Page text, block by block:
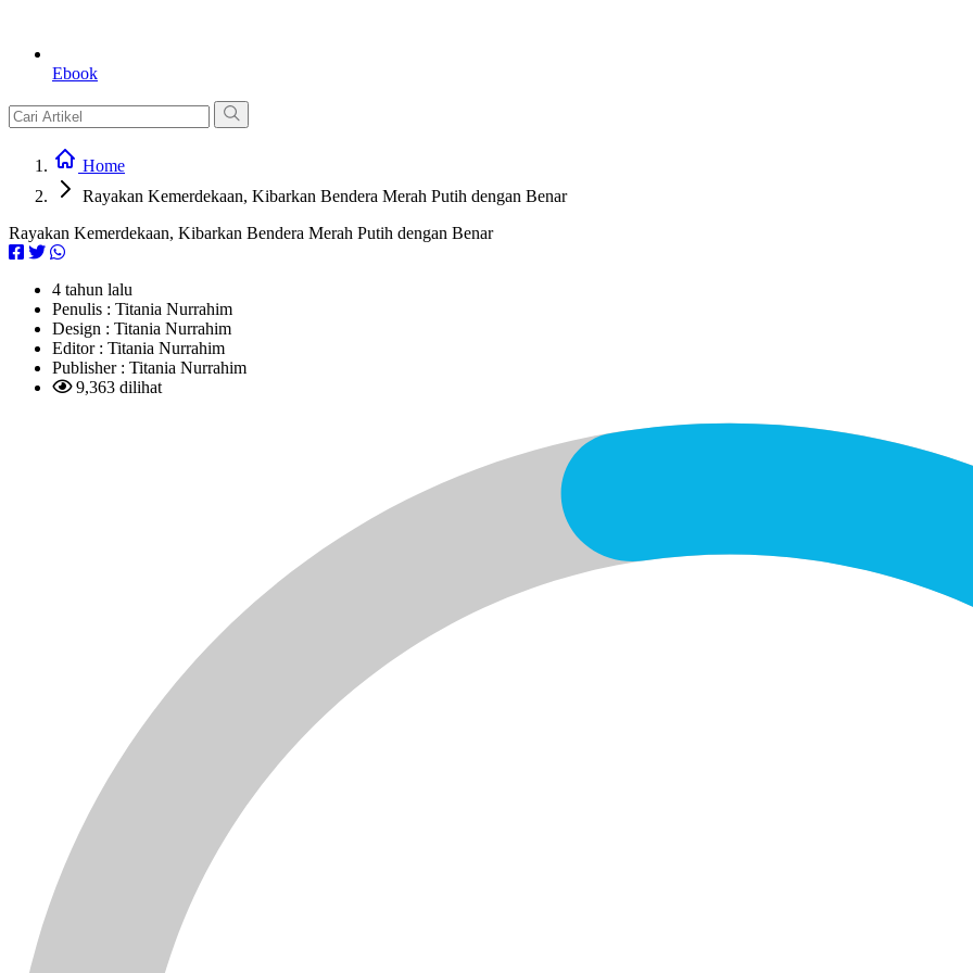
Ebook
Home
Rayakan Kemerdekaan, Kibarkan Bendera Merah Putih dengan Benar
Rayakan Kemerdekaan, Kibarkan Bendera Merah Putih dengan Benar
4 tahun lalu
Penulis : Titania Nurrahim
Design : Titania Nurrahim
Editor : Titania Nurrahim
Publisher : Titania Nurrahim
9,363 dilihat